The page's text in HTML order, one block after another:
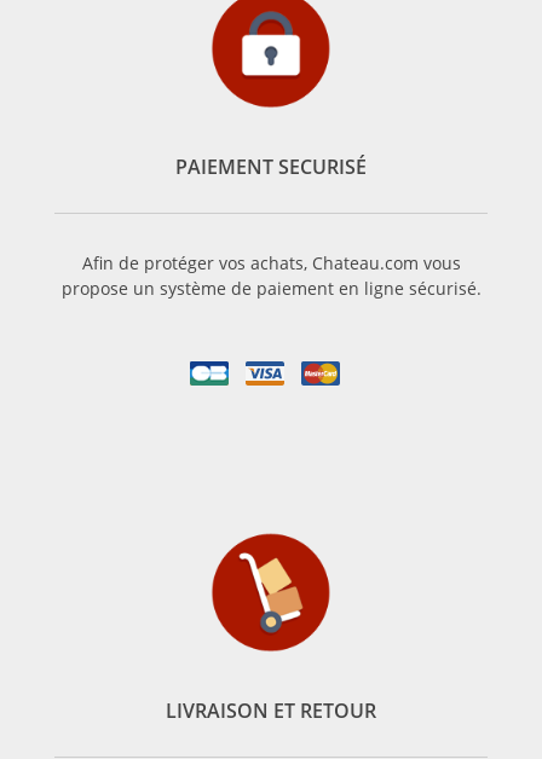
PAIEMENT SECURISÉ
Afin de protéger vos achats, Chateau.com vous
propose un système de paiement en ligne sécurisé.
LIVRAISON ET RETOUR